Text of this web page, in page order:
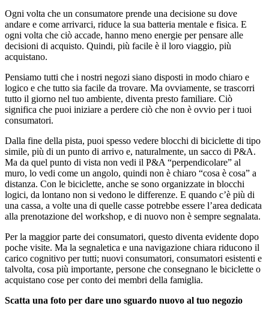
Ogni volta che un consumatore prende una decisione su dove
andare e come arrivarci, riduce la sua batteria mentale e fisica. E
ogni volta che ciò accade, hanno meno energie per pensare alle
decisioni di acquisto. Quindi, più facile è il loro viaggio, più
acquistano.
Pensiamo tutti che i nostri negozi siano disposti in modo chiaro e
logico e che tutto sia facile da trovare. Ma ovviamente, se trascorri
tutto il giorno nel tuo ambiente, diventa presto familiare. Ciò
significa che puoi iniziare a perdere ciò che non è ovvio per i tuoi
consumatori.
Dalla fine della pista, puoi spesso vedere blocchi di biciclette di tipo
simile, più di un punto di arrivo e, naturalmente, un sacco di P&A.
Ma da quel punto di vista non vedi il P&A “perpendicolare” al
muro, lo vedi come un angolo, quindi non è chiaro “cosa è cosa” a
distanza. Con le biciclette, anche se sono organizzate in blocchi
logici, da lontano non si vedono le differenze. E quando c’è più di
una cassa, a volte una di quelle casse potrebbe essere l’area dedicata
alla prenotazione del workshop, e di nuovo non è sempre segnalata.
Per la maggior parte dei consumatori, questo diventa evidente dopo
poche visite. Ma la segnaletica e una navigazione chiara riducono il
carico cognitivo per tutti; nuovi consumatori, consumatori esistenti e
talvolta, cosa più importante, persone che consegnano le biciclette o
acquistano cose per conto dei membri della famiglia.
Scatta una foto per dare uno sguardo nuovo al tuo negozio